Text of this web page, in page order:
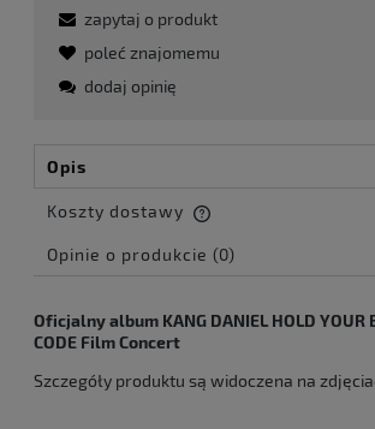
zapytaj o produkt
poleć znajomemu
dodaj opinię
Opis
Koszty dostawy
Cena nie zawiera ewentualnych
Opinie o produkcie (0)
Oficjalny album KANG DANIEL HOLD YOUR
CODE Film Concert
Szczegóły produktu są widoczena na